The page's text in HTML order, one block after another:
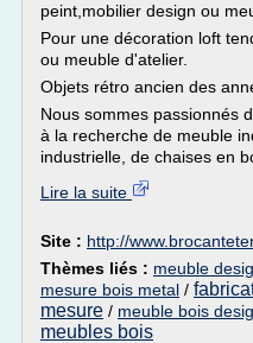
peint,mobilier design ou
Pour une décoration loft
ou meuble d'atelier.
Objets rétro ancien des
Nous sommes passionnés
à la recherche de meuble
industrielle, de chaises en
Lire la suite
Site : http://
Thèmes liés : meuble
mesure bois metal /
mesure / meuble bois
meubles bois